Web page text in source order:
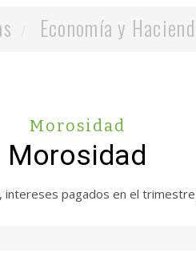
Economía y
Morosidad
Morosidad
pagados en el